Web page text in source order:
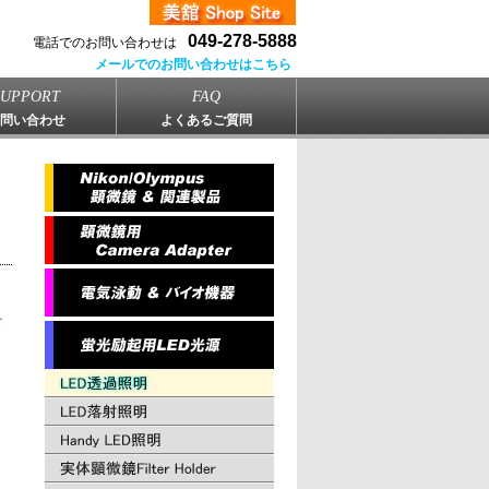
電話でのお問い合わせは 049-278-5888
メールでのお問い合わせはこちら
い合わせ
FAQ
よくあるご質問